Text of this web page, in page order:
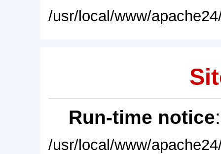
/usr/local/www/
Run-time notice
/usr/local/www/